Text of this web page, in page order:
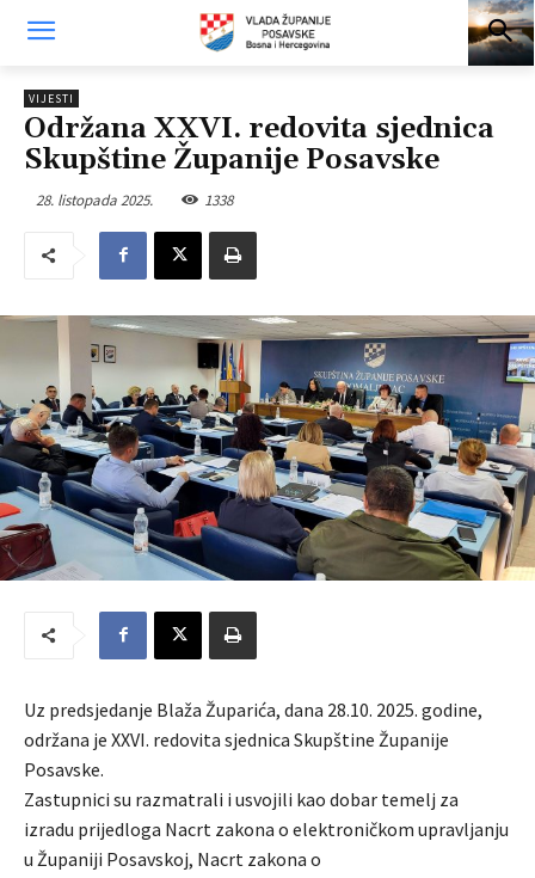
VIJESTI
Održana XXVI. redovita sjednica
Skupštine Županije Posavske
28. listopada 2025. 1338
Uz predsjedanje Blaža Župarića, dana 28.10. 2025. godine,
održana je XXVI. redovita sjednica Skupštine Županije
Posavske.
Zastupnici su razmatrali i usvojili kao dobar temelj za
izradu prijedloga Nacrt zakona o elektroničkom upravljanju
u Županiji Posavskoj, Nacrt zakona o